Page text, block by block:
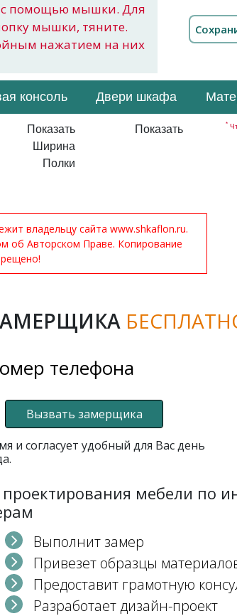
с помощью мышки. Для
мышки, тяните.
нажатием на них
консоль Двери шкафа
Показать
Ширина
Полки
Показать *
владельцу сайта www.shkaflon.ru.
об Авторском Праве. Копирование
телефона
Вызвать замерщика
и согласует удобный для Вас день
мебели по
Выполнит замер
Привезет образцы
Предоставит грамотную
Разработает дизайн-проект